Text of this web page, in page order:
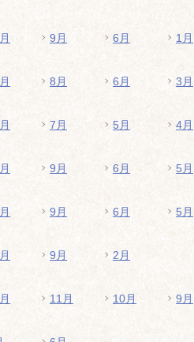
9月 6月 1月
8月 6月 3月
7月 5月 4月
9月 6月 5月
9月 6月 5月
9月 2月
11月 10月 9月